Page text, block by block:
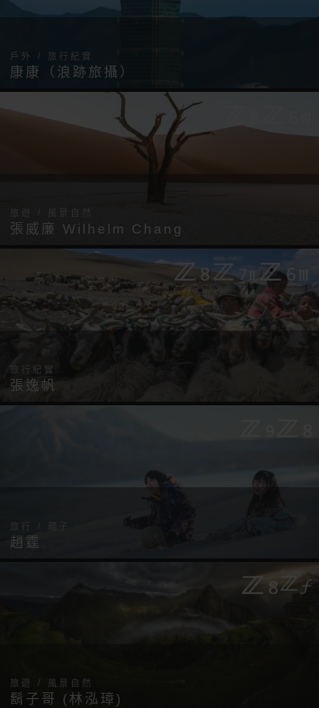
戶外 / 旅行紀實
康康（浪跡旅攝）
旅遊 / 風景自然
張威廉 Wilhelm Chang
旅行紀實
張逸帆
旅行 / 親子
趙霆
旅遊 / 風景自然
鬍子哥 (林泓璋)